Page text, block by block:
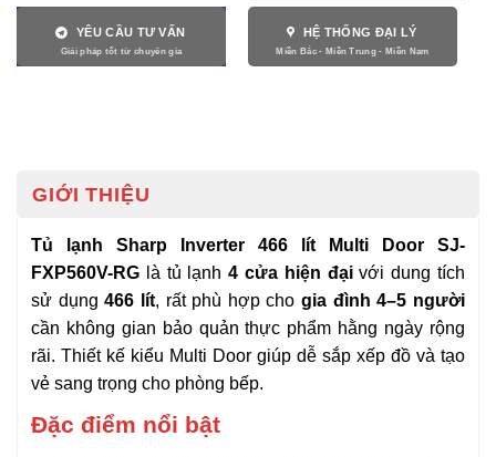
YÊU CẦU TƯ VẤN HỆ THỐNG ĐẠI LÝ
GIỚI THIỆU
Tủ lạnh Sharp Inverter 466 lít Multi Door SJ-
FXP560V-RG là tủ lạnh4 cửa hiện đạivới dung tích
sử dụng466 lít, rất phù hợp chogia đình 4–5 người
cần không gian bảo quản thực phẩm hằng ngày rộng
rãi. Thiết kế kiểu Multi Door giúp dễ sắp xếp đồ và tạo
vẻ sang trọng cho phòng bếp.
Đặc điểm nổi bật